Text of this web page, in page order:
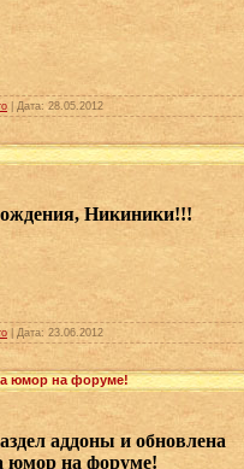
| Дата: 28.05.2012
Никиники!!!
| Дата: 23.06.2012
юмор на форуме!
аддоны и обновлена
юмор на форуме!